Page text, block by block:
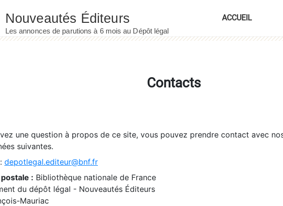
ACCUEIL
Contacts
une question à propos de ce site, vous pouvez prendre contact avec
suivantes.
: depotlegal.editeur@bnf.fr
: Bibliothèque nationale de France
du dépôt légal - Nouveautés Éditeurs
Mauriac